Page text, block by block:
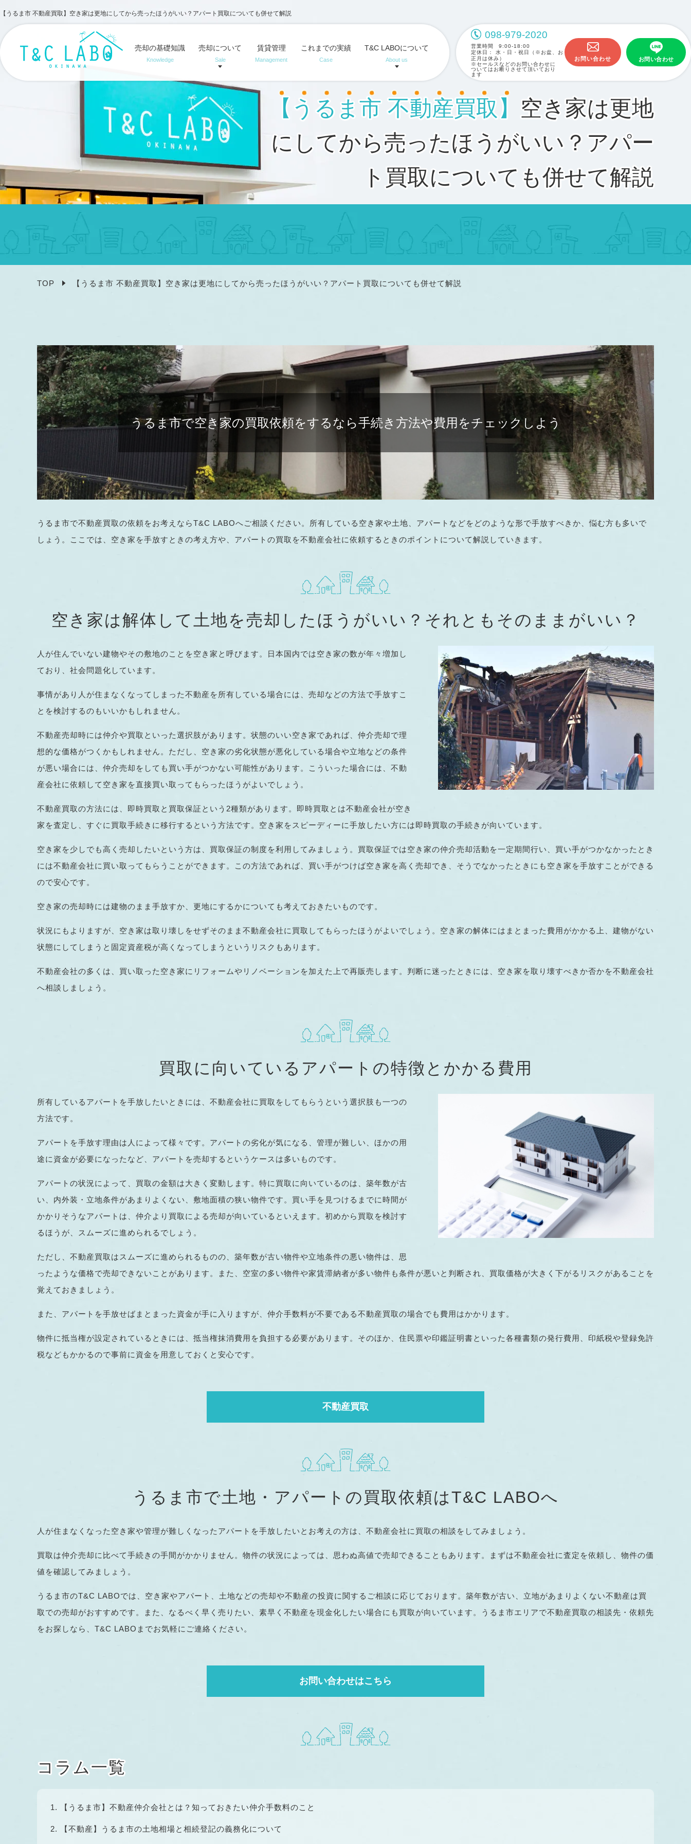
【うるま市 不動産買取】空き家は更地にしてから売ったほうがいい？アパート買取についても併せて解説
売却の基礎知識
Knowledge
売却について
Sale
賃貸管理
Management
これまでの実績
Case
T&C LABOについて
About us
098-979-2020
営業時間
9:00-18:00
定休日：
水・日・祝日（※お盆、お
正月は休み）
※セールスなどのお問い合わせに
ついてはお断りさせて頂いており
ます
お問い合わせ お問い合わせ
【うるま市 不動産買取】 空き家は更地
にしてから売ったほうがいい？アパー
ト買取についても併せて解説
TOP 【うるま市 不動産買取】空き家は更地にしてから売ったほうがいい？アパート買取についても併せて解説
うるま市で空き家の買取依頼をするなら手続き方法や費用をチェックしよう
うるま市で不動産買取の依頼をお考えならT&C LABOへご相談ください。所有している空き家や土地、アパートなどをどのような形で手放すべきか、悩む方も多いで
しょう。ここでは、空き家を手放すときの考え方や、アパートの買取を不動産会社に依頼するときのポイントについて解説していきます。
空き家は解体して土地を売却したほうがいい？それともそのままがいい？
人が住んでいない建物やその敷地のことを空き家と呼びます。日本国内では空き家の数が年々増加し
ており、社会問題化しています。
事情があり人が住まなくなってしまった不動産を所有している場合には、売却などの方法で手放すこ
とを検討するのもいいかもしれません。
不動産売却時には仲介や買取といった選択肢があります。状態のいい空き家であれば、仲介売却で理
想的な価格がつくかもしれません。ただし、空き家の劣化状態が悪化している場合や立地などの条件
が悪い場合には、仲介売却をしても買い手がつかない可能性があります。こういった場合には、不動
産会社に依頼して空き家を直接買い取ってもらったほうがよいでしょう。
不動産買取の方法には、即時買取と買取保証という2種類があります。即時買取とは不動産会社が空き
家を査定し、すぐに買取手続きに移行するという方法です。空き家をスピーディーに手放したい方には即時買取の手続きが向いています。
空き家を少しでも高く売却したいという方は、買取保証の制度を利用してみましょう。買取保証では空き家の仲介売却活動を一定期間行い、買い手がつかなかったとき
には不動産会社に買い取ってもらうことができます。この方法であれば、買い手がつけば空き家を高く売却でき、そうでなかったときにも空き家を手放すことができる
ので安心です。
空き家の売却時には建物のまま手放すか、更地にするかについても考えておきたいものです。
状況にもよりますが、空き家は取り壊しをせずそのまま不動産会社に買取してもらったほうがよいでしょう。空き家の解体にはまとまった費用がかかる上、建物がない
状態にしてしまうと固定資産税が高くなってしまうというリスクもあります。
不動産会社の多くは、買い取った空き家にリフォームやリノベーションを加えた上で再販売します。判断に迷ったときには、空き家を取り壊すべきか否かを不動産会社
へ相談しましょう。
買取に向いているアパートの特徴とかかる費用
所有しているアパートを手放したいときには、不動産会社に買取をしてもらうという選択肢も一つの
方法です。
アパートを手放す理由は人によって様々です。アパートの劣化が気になる、管理が難しい、ほかの用
途に資金が必要になったなど、アパートを売却するというケースは多いものです。
アパートの状況によって、買取の金額は大きく変動します。特に買取に向いているのは、築年数が古
い、内外装・立地条件があまりよくない、敷地面積の狭い物件です。買い手を見つけるまでに時間が
かかりそうなアパートは、仲介より買取による売却が向いているといえます。初めから買取を検討す
るほうが、スムーズに進められるでしょう。
ただし、不動産買取はスムーズに進められるものの、築年数が古い物件や立地条件の悪い物件は、思
ったような価格で売却できないことがあります。また、空室の多い物件や家賃滞納者が多い物件も条件が悪いと判断され、買取価格が大きく下がるリスクがあることを
覚えておきましょう。
また、アパートを手放せばまとまった資金が手に入りますが、仲介手数料が不要である不動産買取の場合でも費用はかかります。
物件に抵当権が設定されているときには、抵当権抹消費用を負担する必要があります。そのほか、住民票や印鑑証明書といった各種書類の発行費用、印紙税や登録免許
税などもかかるので事前に資金を用意しておくと安心です。
不動産買取
うるま市で土地・アパートの買取依頼はT&C LABOへ
人が住まなくなった空き家や管理が難しくなったアパートを手放したいとお考えの方は、不動産会社に買取の相談をしてみましょう。
買取は仲介売却に比べて手続きの手間がかかりません。物件の状況によっては、思わぬ高値で売却できることもあります。まずは不動産会社に査定を依頼し、物件の価
値を確認してみましょう。
うるま市のT&C LABOでは、空き家やアパート、土地などの売却や不動産の投資に関するご相談に応じております。築年数が古い、立地があまりよくない不動産は買
取での売却がおすすめです。また、なるべく早く売りたい、素早く不動産を現金化したい場合にも買取が向いています。うるま市エリアで不動産買取の相談先・依頼先
をお探しなら、T&C LABOまでお気軽にご連絡ください。
お問い合わせはこちら
コラム一覧
【うるま市】不動産仲介会社とは？知っておきたい仲介手数料のこと
【不動産】うるま市の土地相場と相続登記の義務化について